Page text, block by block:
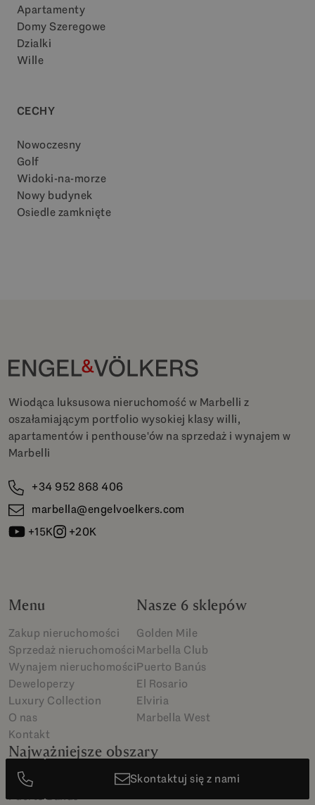
Apartamenty
Domy Szeregowe
Dzialki
Wille
CECHY
Nowoczesny
Golf
Widoki-na-morze
Nowy budynek
Osiedle zamknięte
Wiodąca luksusowa nieruchomość w Marbelli z
oszałamiającym portfolio wysokiej klasy willi,
apartamentów i penthouse'ów na sprzedaż i wynajem w
Marbelli
+34 952 868 406
marbella@engelvoelkers.com
+15K
+20K
Menu
Zakup nieruchomości
Sprzedaż nieruchomości
Wynajem nieruchomości
Deweloperzy
Luxury Collection
O nas
Kontakt
Nasze 6 sklepów
Golden Mile
Marbella Club
Puerto Banús
El Rosario
Elviria
Marbella West
Najważniejsze obszary
Sierra Blanca
Puerto Banús
Skontaktuj się z nami